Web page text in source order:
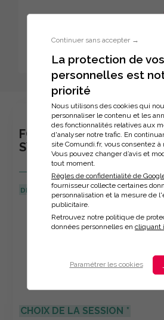
Continuer sans accepter →
La protection de
personnelles est
priorité
Nous utilisons des cookies qui
personnaliser le contenu et les
des fonctionnalités relatives aux
d'analyser notre trafic. En
site Comundi.fr, vous consentez à
Vous pouvez changer d’avis et
tout moment.
Règles de confidentialité de
fournisseur collecte certaines
personnalisation et la mesure de
publicitaire.
Retrouvez notre politique de
données personnelles en cliquant
Paramétrer les cookies
Inscription à la
FORMATION : LES
SYSTEMES
DERNIÈRE MISE À JOUR :08/08/2025
Veuillez décrire votre
CHOIX DE LA SESSION